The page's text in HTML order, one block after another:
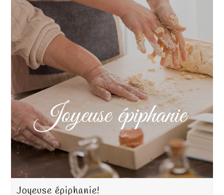
Joyeuse épiphanie!